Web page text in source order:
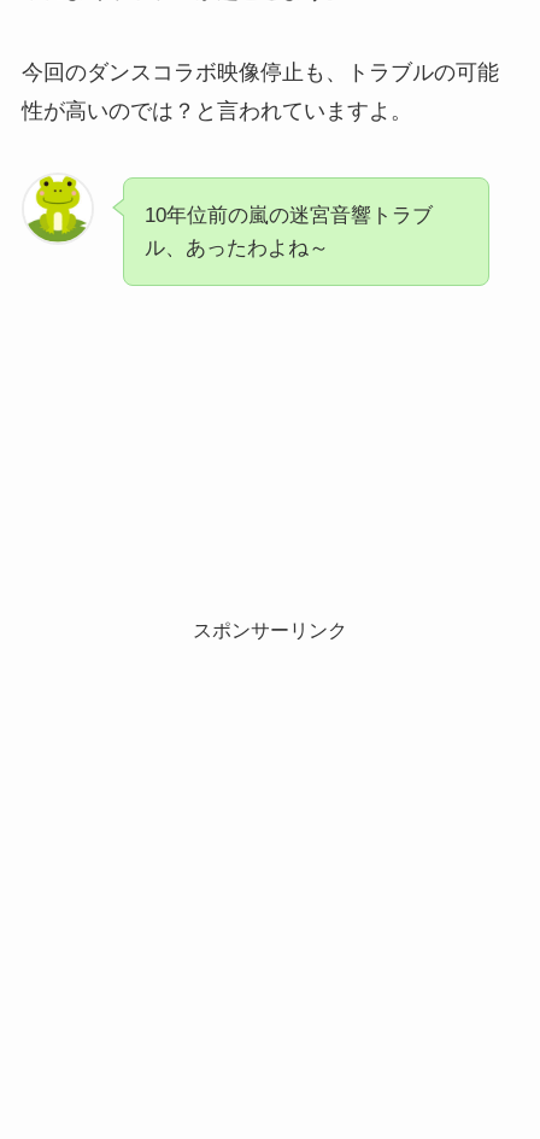
今回のダンスコラボ映像停止も、トラブルの可能
性が高いのでは？と言われていますよ。
10年位前の嵐の迷宮音響トラブ
ル、あったわよね～
スポンサーリンク